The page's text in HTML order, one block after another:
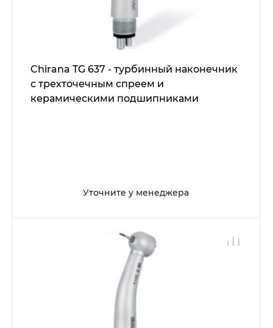
Chirana TG 637 - турбинный наконечник
с трехточечным спреем и
керамическими подшипниками
Уточните у менеджера